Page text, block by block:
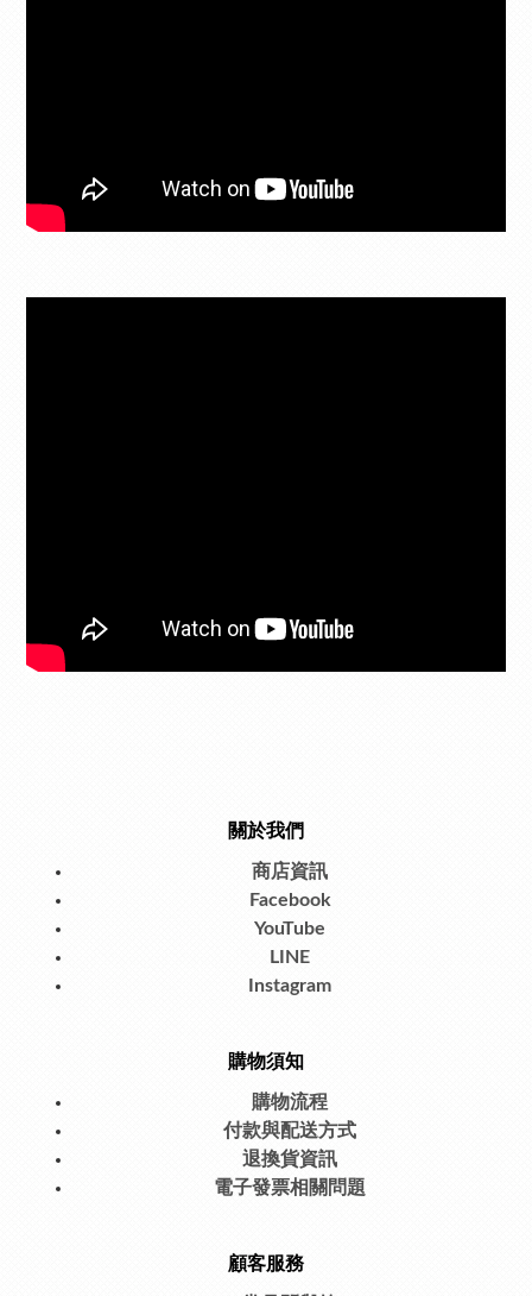
關於我們
商店資訊
Facebook
YouTube
LINE
Instagram
購物須知
購物流程
付款與配送方式
退換貨資訊
電子發票相關問題
顧客服務